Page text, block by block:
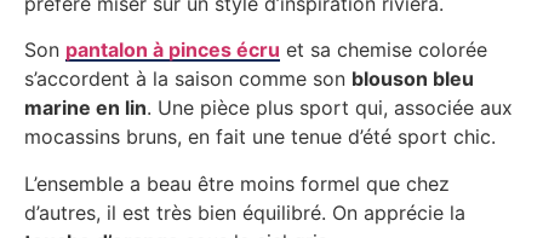
Son pantalon à pinces écru et sa chemise colorée
s’accordent à la saison comme son blouson bleu
marine en lin. Une pièce plus sport qui, associée aux
mocassins bruns, en fait une tenue d’été sport chic.
L’ensemble a beau être moins formel que chez
d’autres, il est très bien équilibré. On apprécie la